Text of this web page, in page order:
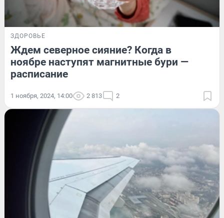
ЗДОРОВЬЕ
Ждем северное сияние? Когда в
ноябре наступят магнитные бури —
расписание
1 ноября, 2024, 14:00 2 813 2